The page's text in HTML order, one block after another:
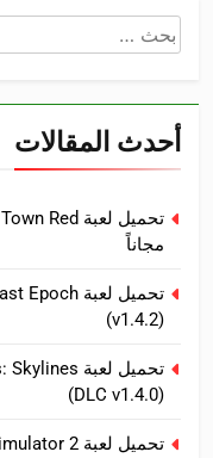
البحث
أحدث المقالات
مجاناً
(v1.4.2)
(DLC v1.4.0)